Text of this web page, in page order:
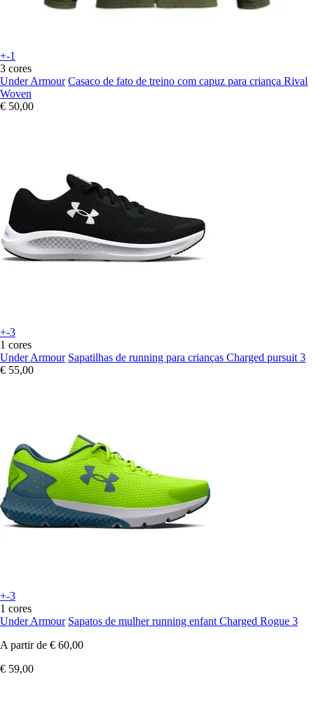
+-1
3 cores
Under Armour Casaco de fato de treino com capuz para criança Rival
Woven
€ 50,00
+-3
1 cores
Under Armour Sapatilhas de running para crianças Charged pursuit 3
€ 55,00
+-3
1 cores
Under Armour Sapatos de mulher running enfant Charged Rogue 3
A partir de € 60,00
€ 59,00